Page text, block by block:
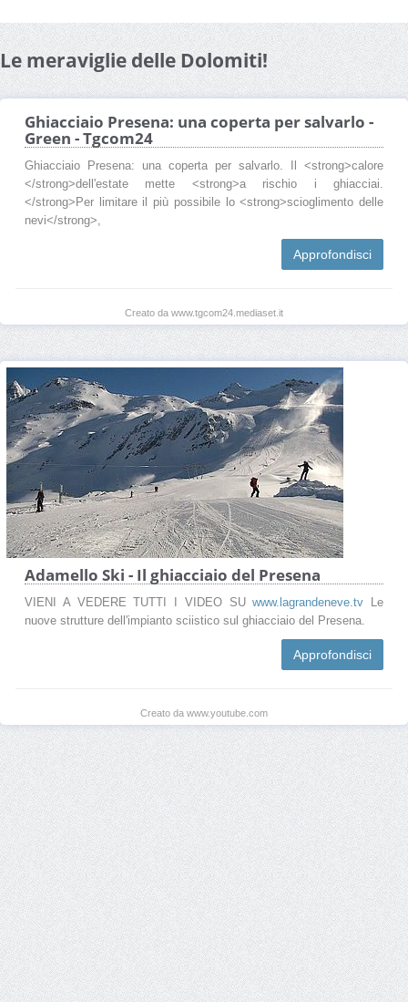
Le meraviglie delle Dolomiti!
Ghiacciaio Presena: una coperta per salvarlo -
Green - Tgcom24
Ghiacciaio Presena: una coperta per salvarlo. Il <strong>calore
</strong>dell'estate mette <strong>a rischio i ghiacciai.
</strong>Per limitare il più possibile lo <strong>scioglimento delle
nevi</strong>,
Approfondisci
Creato da www.tgcom24.mediaset.it
Adamello Ski - Il ghiacciaio del Presena
VIENI A VEDERE TUTTI I VIDEO SUwww.lagrandeneve.tv Le
nuove strutture dell'impianto sciistico sul ghiacciaio del Presena.
Approfondisci
Creato da www.youtube.com